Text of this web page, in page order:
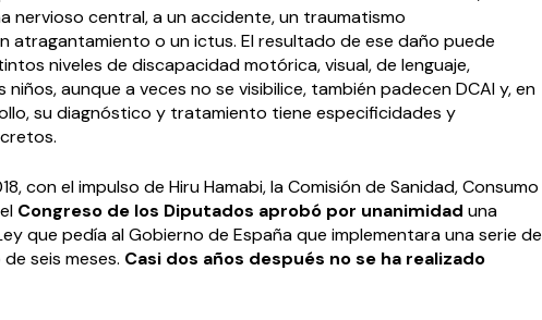
nervioso central, a un accidente, un traumatismo
atragantamiento o un ictus. El resultado de ese daño puede
niveles de discapacidad motórica, visual, de lenguaje,
aunque a veces no se visibilice, también padecen DCAI y, en
su diagnóstico y tratamiento tiene especificidades y
con el impulso de Hiru Hamabi, la Comisión de Sanidad, Consumo
Congreso de los Diputados aprobó por unanimidad una
que pedía al Gobierno de España que implementara una serie de
seis meses. Casi dos años después no se ha realizado